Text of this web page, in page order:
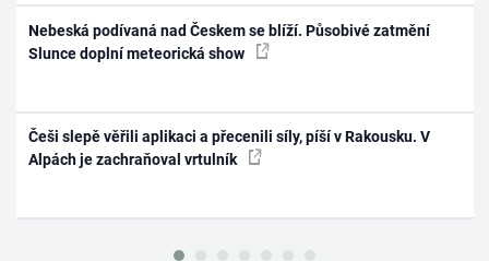
Nebeská podívaná nad Českem se blíží. Působivé zatmění
Slunce doplní meteorická show
Češi slepě věřili aplikaci a přecenili síly, píší v Rakousku. V
Alpách je zachraňoval vrtulník